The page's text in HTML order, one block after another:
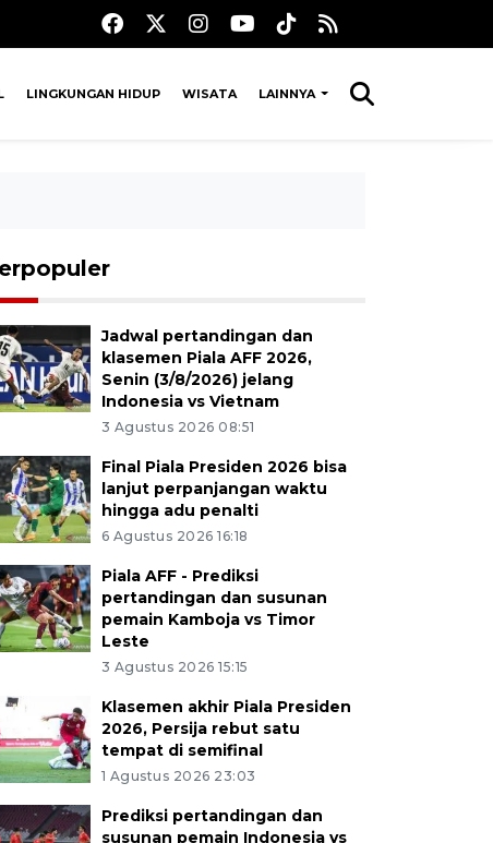
LINGKUNGAN HIDUP WISATA LAINNYA
Jadwal pertandingan dan
klasemen Piala AFF 2026,
Senin (3/8/2026) jelang
Indonesia vs Vietnam
3 Agustus 2026 08:51
Final Piala Presiden 2026 bisa
lanjut perpanjangan waktu
hingga adu penalti
6 Agustus 2026 16:18
Piala AFF - Prediksi
pertandingan dan susunan
pemain Kamboja vs Timor
Leste
3 Agustus 2026 15:15
Klasemen akhir Piala Presiden
2026, Persija rebut satu
tempat di semifinal
1 Agustus 2026 23:03
Prediksi pertandingan dan
susunan pemain Indonesia vs